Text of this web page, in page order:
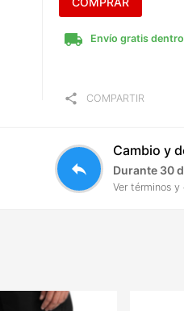
local_shipping Envío gratis
share COMPARTIR
reply
Cambio y
Durante 30
Ver términos y